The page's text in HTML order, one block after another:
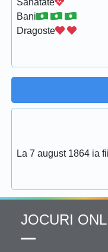
Sanatate
Bani
Dragoste
La 7 august 1864 ia
JOCURI